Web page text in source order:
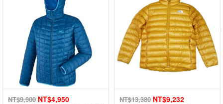
NT$9,900 NT$4,950
NT$13,380 NT$9,232